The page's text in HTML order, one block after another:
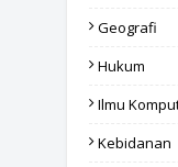
Geografi
Hukum
Ilmu
Kebidanan